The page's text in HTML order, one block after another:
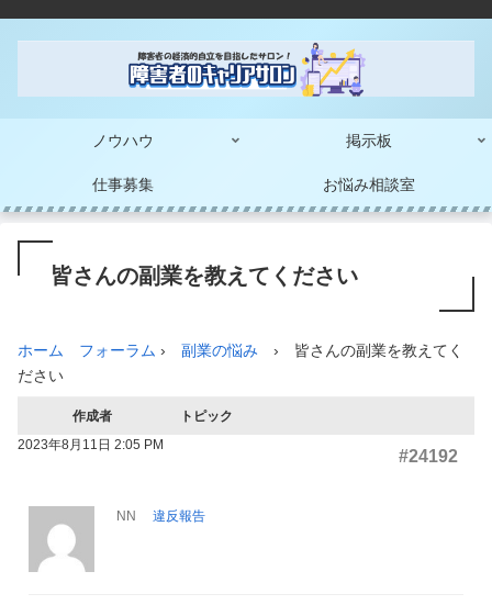
ノウハウ 掲示板
仕事募集 お悩み相談室
皆さんの副業を教えてください
フォーラム › 副業の悩み ›
皆さんの副業を教えてく
ださい
作成者
トピック
2023年8月11日 2:05 PM
#24192
NN 違反報告